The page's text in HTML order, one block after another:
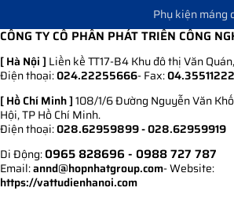
Phụ kiện máng
CÔNG TY CỔ PHẦN PHÁT TRIỂN CÔNG
[ Hà Nội ] Liền kề TT17-B4 Khu đô thị Văn
Điện thoại:024.22255666- Fax:04.35511222
[ Hồ Chí Minh ]108/1/6 Đường Nguyễn Văn
Hội, TP Hồ Chí Minh.
Điện thoại:028.62959899 - 028.62959919
Di Động:0965 828696 - 0988 727 787
Email:annd@hopnhatgroup.com- Website:
https://vattudienhanoi.com